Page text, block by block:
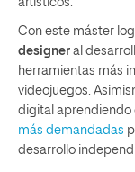
artísticos.
Con este máster
designer al
herramientas más
videojuegos.
digital aprendiendo
más demandadas
desarrollo